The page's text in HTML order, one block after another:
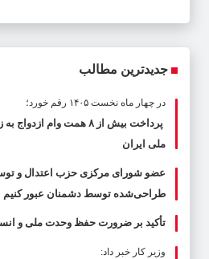
جدیدترین مطالب
در چهار ماه نخست ۱۴۰۵ رقم خورد؛
پرداخت بیش از ۸ همت وام
ملی ایران
عضو شورای مرکزی حزب اعتدال و
طراحی‌شده توسط دشمنان عبور کنیم
تأکید بر ضرورت حفظ وحدت ملی و
وزیر کار خبر داد: